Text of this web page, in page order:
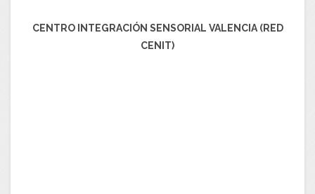
CENTRO INTEGRACIÓN SENSORIAL VALENCIA (RED
CENIT)